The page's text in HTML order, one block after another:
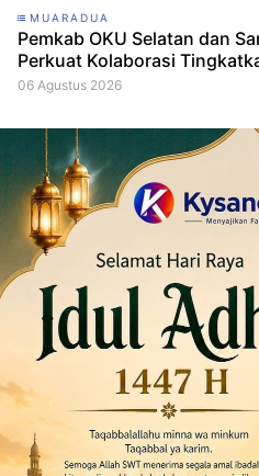
MUARADUA
Pemkab OKU Selatan dan
Perkuat Kolaborasi
06 Agustus 2026